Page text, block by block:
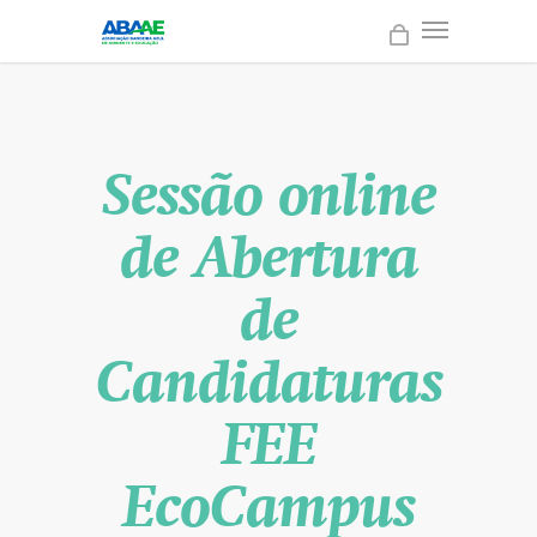
Sessão online
de Abertura
de
Candidaturas
FEE
EcoCampus